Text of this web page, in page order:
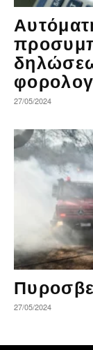
27/05/2024
27/05/2024